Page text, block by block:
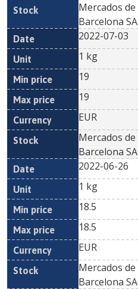
Mercados
Barcelona SA
2022-07-03
1 kg
19
19
EUR
Mercados
Barcelona SA
2022-06-26
1 kg
18.5
18.5
EUR
Mercados
Barcelona SA